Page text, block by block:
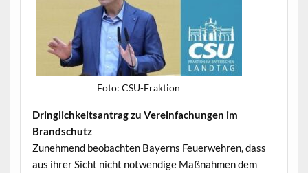
Foto: CSU-Frak­tion
Dringlichkeit­santrag zu Vere­in­fachun­gen im
Brandschutz
Zunehmend beobacht­en Bay­erns Feuer­wehren, dass
aus ihrer Sicht nicht notwendi­ge Maß­nah­men dem